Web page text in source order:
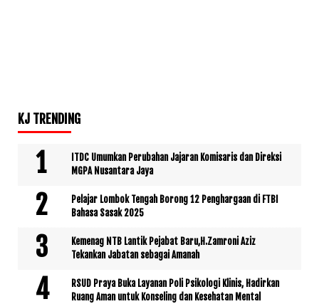
KJ TRENDING
ITDC Umumkan Perubahan Jajaran Komisaris dan Direksi
MGPA Nusantara Jaya
Pelajar Lombok Tengah Borong 12 Penghargaan di FTBI
Bahasa Sasak 2025
Kemenag NTB Lantik Pejabat Baru,H.Zamroni Aziz
Tekankan Jabatan sebagai Amanah
RSUD Praya Buka Layanan Poli Psikologi Klinis, Hadirkan
Ruang Aman untuk Konseling dan Kesehatan Mental